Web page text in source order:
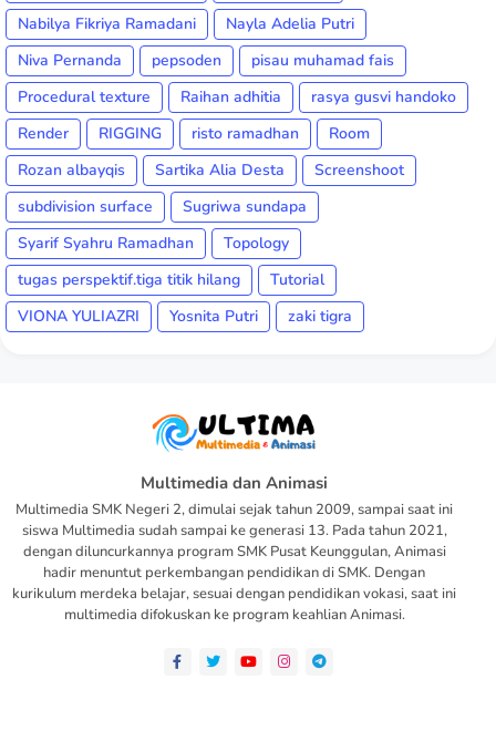
Nabilya Fikriya Ramadani
Nayla Adelia Putri
Niva Pernanda
pepsoden
pisau muhamad fais
Procedural texture
Raihan adhitia
rasya gusvi handoko
Render
RIGGING risto ramadhan
Room
Rozan albayqis
Sartika Alia Desta
Screenshoot
subdivision surface
Sugriwa sundapa
Syarif Syahru Ramadhan
Topology
tugas perspektif.tiga titik hilang
Tutorial
VIONA YULIAZRI
Yosnita Putri zaki tigra
Multimedia dan Animasi
Multimedia SMK Negeri 2, dimulai sejak tahun 2009, sampai saat ini
siswa Multimedia sudah sampai ke generasi 13. Pada tahun 2021,
dengan diluncurkannya program SMK Pusat Keunggulan, Animasi
hadir menuntut perkembangan pendidikan di SMK. Dengan
kurikulum merdeka belajar, sesuai dengan pendidikan vokasi, saat ini
multimedia difokuskan ke program keahlian Animasi.